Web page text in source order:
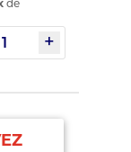
de